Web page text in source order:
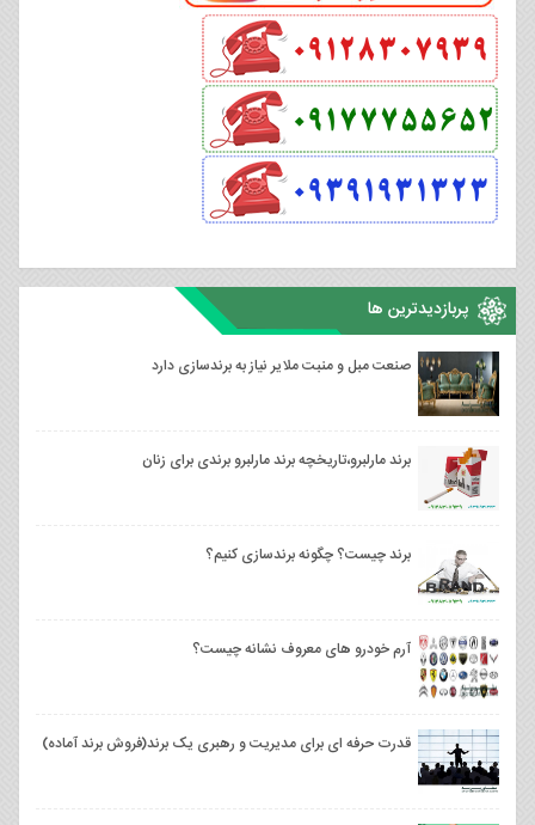
پربازدیدترین ها
صنعت مبل و منبت ملایر نیاز به برندسازی دارد
برند مارلبرو،تاریخچه برند مارلبرو برندی برای زنان
برند چیست؟ چگونه برندسازی کنیم؟
آرم خودرو های معروف نشانه چیست؟
قدرت حرفه ای برای مدیریت و رهبری یک برند(فروش برند آماده)